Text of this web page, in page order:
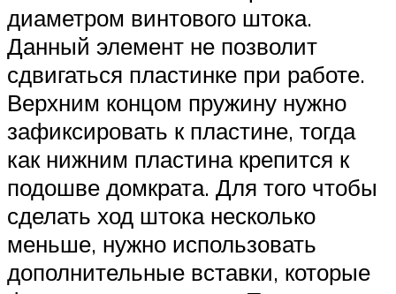
диаметром винтового штока.
Данный элемент не позволит
сдвигаться пластинке при работе.
Верхним концом пружину нужно
зафиксировать к пластине, тогда
как нижним пластина крепится к
подошве домкрата. Для того чтобы
сделать ход штока несколько
меньше, нужно использовать
дополнительные вставки, которые